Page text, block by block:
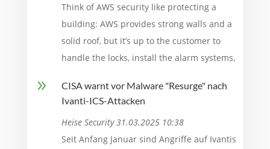
Think of AWS security like protecting a
building: AWS provides strong walls and a
solid roof, but it’s up to the customer to
handle the locks, install the alarm systems,
9
CISA warnt vor Malware "Resurge" nach
Ivanti-ICS-Attacken
Heise Security 31.03.2025 10:38
Seit Anfang Januar sind Angriffe auf Ivantis